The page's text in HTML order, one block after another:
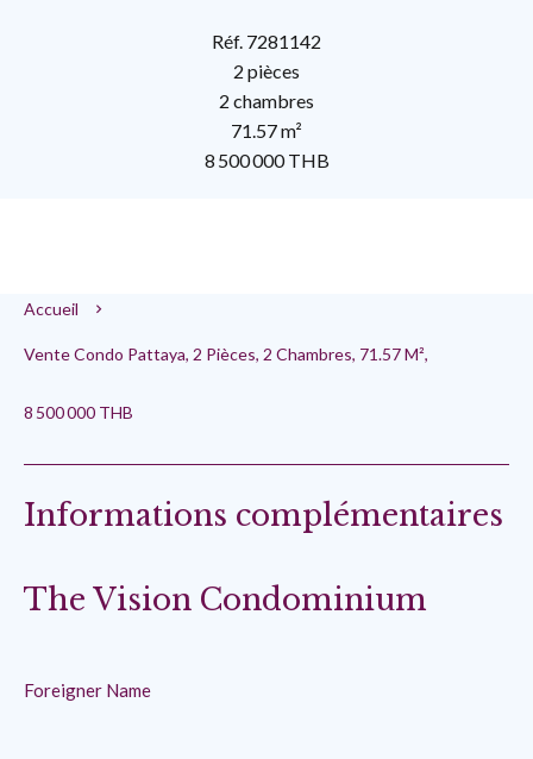
Réf. 7281142
2 pièces
2 chambres
71.57 m²
8 500 000 THB
Accueil
Vente Condo Pattaya, 2 Pièces, 2 Chambres, 71.57 M²,
8 500 000 THB
Informations complémentaires
The Vision Condominium
Foreigner Name